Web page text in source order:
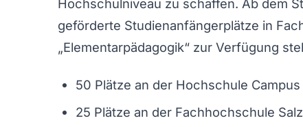
Hochschulniveau zu schaffen. Ab dem
geförderte Studienanfängerplätze in
„Elementarpädagogik“ zur Verfügung
50 Plätze an der Hochschule Campus
25 Plätze an der Fachhochschule